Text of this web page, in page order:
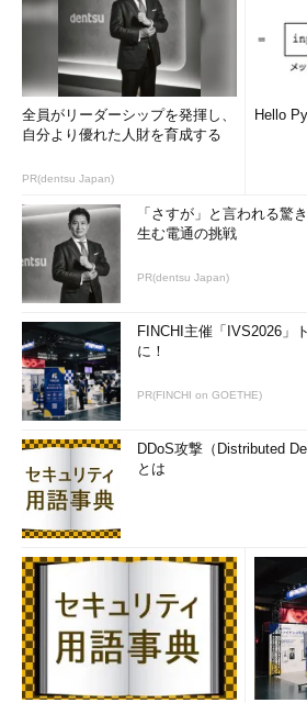
や兜町を調査し報告書を公開
プリケーションの脆弱性につ
見・公開し現在のWebアプリケ
キュリティ市場を開拓した。
また、セキュリティポリシーと
キュリティ監視など日本で情
ィ事業の先駆けとなった。
上場企業トップ経験者としての
セキュリティを論じることがで
書通りのマネジメント重視の対
もち、グローバルスタンダード
実践的なセキュリティシステム
欲的に取り組んでいる。また、
報セキュリティ事業の立ち上
た経験から、物理とITセキュリ
論じることができる。
全員がリーダーシップを発揮し、
自分より優れた人財を育成する
PR(dentsu Japan)
Hello
「さすが」と言われる驚
生む電通の挑戦
PR(dentsu Japan)
FINCHI主催「IVS2026」
に！
PR(FINCHI on GOETHE)
DDoS攻撃（Distributed
とは